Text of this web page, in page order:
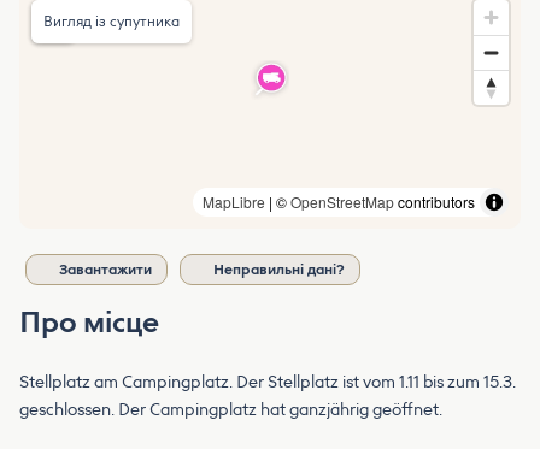
MapLibre | ©OpenStreetMapcontributors
Вигляд із супутника
Завантажити Неправильні дані?
Про місце
Stellplatz am Campingplatz. Der Stellplatz ist vom 1.11 bis zum 15.3.
geschlossen. Der Campingplatz hat ganzjährig geöffnet.